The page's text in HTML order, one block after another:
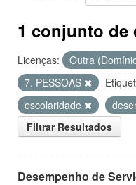
1 conjunto de
Licenças: Outra
7. PESSOAS
escolaridade
Filtrar Resultados
Desempenho de